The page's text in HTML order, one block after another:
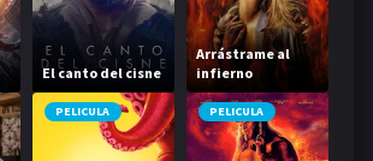
El canto del cisne
Arrástrame al
infierno
PELICULA PELICULA